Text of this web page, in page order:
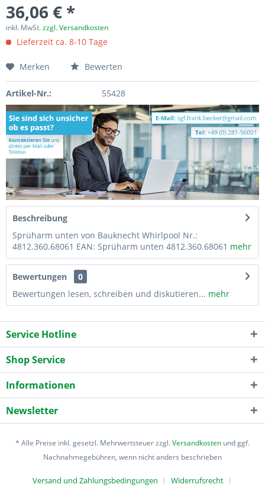
36,06 € *
inkl. MwSt.zzgl. Versandkosten
Lieferzeit ca. 8-10 Tage
Merken Bewerten
Artikel-Nr.: 55428
Beschreibung
Sprüharm unten von Bauknecht Whirlpool Nr.:
4812.360.68061 EAN: Sprüharm unten 4812.360.68061 mehr
Bewertungen
0
Bewertungen lesen, schreiben und diskutieren... mehr
Service Hotline
Shop Service
Informationen
Newsletter
* Alle Preise inkl. gesetzl. Mehrwertsteuer zzgl.Versandkosten und ggf.
Nachnahmegebühren, wenn nicht anders beschrieben
Versand und Zahlungsbedingungen Widerrufsrecht